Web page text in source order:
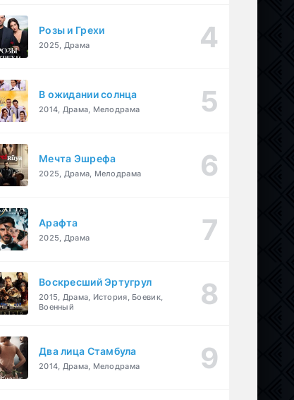
Розы и Грехи
2025, Драма
В ожидании солнца
2014, Драма, Мелодрама
Мечта Эшрефа
2025, Драма, Мелодрама
Арафта
2025, Драма
Воскресший Эртугрул
2015, Драма, История, Боевик,
Военный
Два лица Стамбула
2014, Драма, Мелодрама